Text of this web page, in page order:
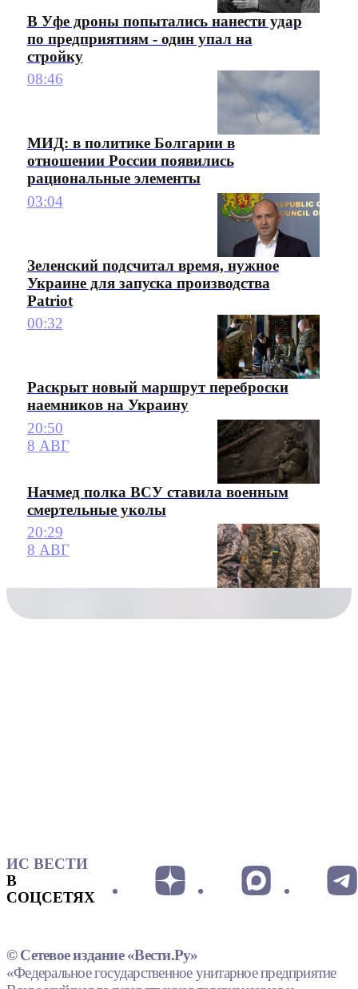
В Уфе дроны попытались нанести удар
по предприятиям - один упал на
стройку
08:46
МИД: в политике Болгарии в
отношении России появились
рациональные элементы
03:04
Зеленский подсчитал время, нужное
Украине для запуска производства
Patriot
00:32
Раскрыт новый маршрут переброски
наемников на Украину
20:50
8 АВГ
Начмед полка ВСУ ставила военным
смертельные уколы
20:29
8 АВГ
ИС ВЕСТИ
В
СОЦСЕТЯХ
© Сетевое издание «Вести.Ру»
«Федеральное государственное унитарное предприятие